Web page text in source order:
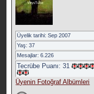
Üyelik tarihi: Sep 2007
Yaş: 37
Mesajlar: 6.226
Tecrübe Puanı:31
Üyenin Fotoğraf Albümleri